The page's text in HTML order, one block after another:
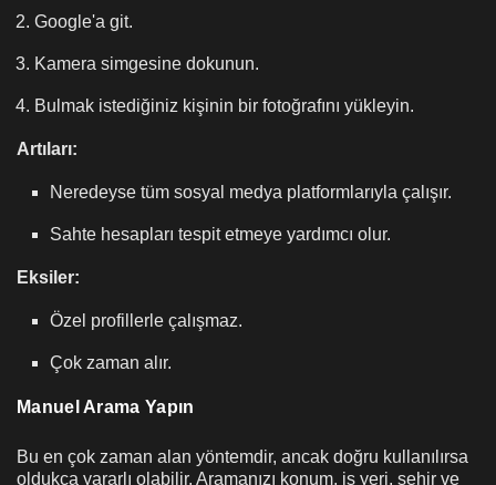
Google'a git.
Kamera simgesine dokunun.
Bulmak istediğiniz kişinin bir fotoğrafını yükleyin.
Artıları:
Neredeyse tüm sosyal medya platformlarıyla çalışır.
Sahte hesapları tespit etmeye yardımcı olur.
Eksiler:
Özel profillerle çalışmaz.
Çok zaman alır.
Manuel Arama Yapın
Bu en çok zaman alan yöntemdir, ancak doğru kullanılırsa
oldukça yararlı olabilir. Aramanızı konum, iş yeri, şehir ve